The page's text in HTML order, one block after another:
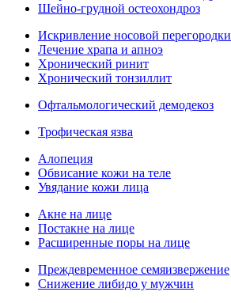
Шейно-грудной остеохондроз
Искривление носовой перегородки
Лечение храпа и апноэ
Хронический ринит
Хронический тонзиллит
Офтальмологический демодекоз
Трофическая язва
Алопеция
Обвисание кожи на теле
Увядание кожи лица
Акне на лице
Постакне на лице
Расширенные поры на лице
Преждевременное семяизвержение
Снижение либидо у мужчин